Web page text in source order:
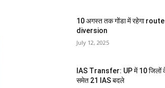
10 अगस्त तक गोंडा में रहेगा route
diversion
July 12, 2025
IAS Transfer: UP में 10 जिलों
समेत 21 IAS बदले